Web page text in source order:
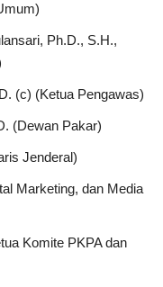
Ph.D., S.H.,
(c) (Ketua Pengawas)
(Dewan Pakar)
Jenderal)
Marketing, dan Media
Komite PKPA dan